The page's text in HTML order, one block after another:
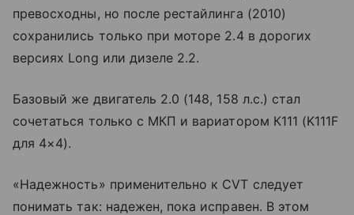
превосходны, но после рестайлинга (2010)
сохранились только при моторе 2.4 в дорогих
версиях Long или дизеле 2.2.
Базовый же двигатель 2.0 (148, 158 л.с.) стал
сочетаться только с МКП и вариатором К111 (K111F
для 4×4).
«Надежность» применительно к CVT следует
понимать так: надежен, пока исправен. В этом